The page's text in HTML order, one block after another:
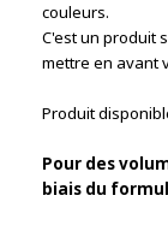
couleurs.
C'est un produit
mettre en avant
Produit
Pour des
biais du